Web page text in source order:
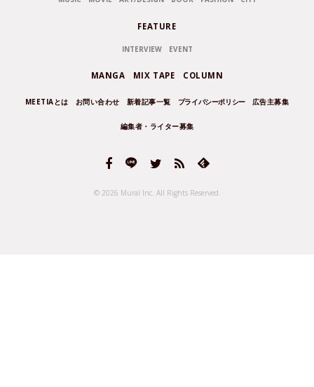
FEATURE
INTERVIEW EVENT
MANGA MIX TAPE COLUMN
MEETIAとは お問い合わせ 新着記事一覧 プライバシーポリシー 広告主募集
編集者・ライター募集
© 2026 Mural Inc. All Rights Reserved.